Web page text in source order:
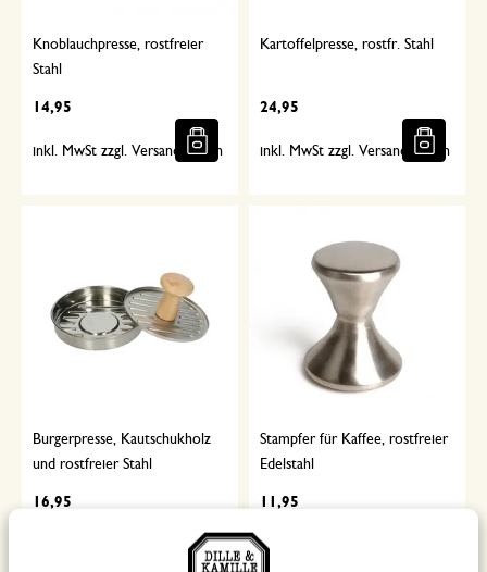
Knoblauchpresse, rostfreier
Stahl
14,95
inkl. MwSt zzgl. Versandkosten
Kartoffelpresse, rostfr. Stahl
24,95
inkl. MwSt zzgl. Versandkosten
Burgerpresse, Kautschukholz
und rostfreier Stahl
16,95
inkl. MwSt zzgl. Versandkosten
Stampfer für Kaffee, rostfreier
Edelstahl
11,95
inkl. MwSt zzgl. Versandkosten